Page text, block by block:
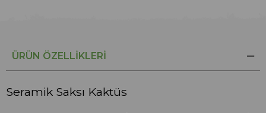
ÜRÜN ÖZELLIKLERI
Seramik Saksı Kaktüs